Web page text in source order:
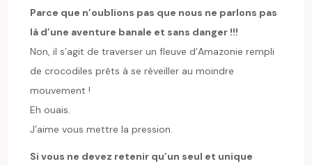
Parce que n’oublions pas que nous ne parlons pas
là d’une aventure banale et sans danger !!!
Non, il s’agit de traverser un fleuve d’Amazonie rempli
de crocodiles prêts à se réveiller au moindre
mouvement !
Eh ouais.
J’aime vous mettre la pression.
Si vous ne devez retenir qu’un seul et unique